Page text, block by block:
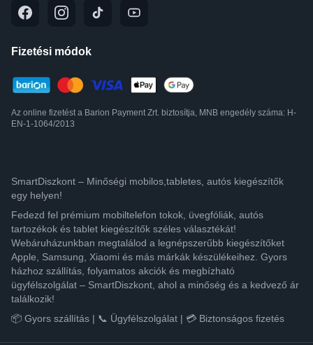
Fizetési módok
Az online fizetést a Barion Payment Zrt. biztosítja, MNB engedély száma: H-
EN-1-1064/2013
SmartDiszkont – Minőségi mobilos,tabletes, autós kiegészítők
egy helyen!
Fedezd fel prémium mobiltelefon tokok, üvegfóliák, autós
tartozékok és tablet kiegészítők széles választékát!
Webáruházunkban megtalálod a legnépszerűbb kiegészítőket
Apple, Samsung, Xiaomi és más márkák készülékeihez. Gyors
házhoz szállítás, folyamatos akciók és megbízható
ügyfélszolgálat – SmartDiszkont, ahol a minőség és a kedvező ár
találkozik!
📦 Gyors szállítás | 📞 Ügyfélszolgálat | 💳 Biztonságos fizetés